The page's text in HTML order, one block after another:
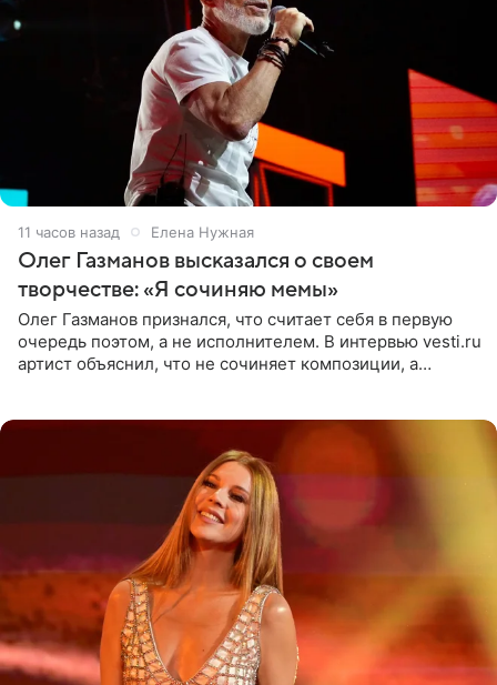
11 часов назад Елена Нужная
Олег Газманов высказался о своем
творчестве: «Я сочиняю мемы»
Олег Газманов признался, что считает себя в первую
очередь поэтом, а не исполнителем. В интервью vesti.ru
артист объяснил, что не сочиняет композиции, а